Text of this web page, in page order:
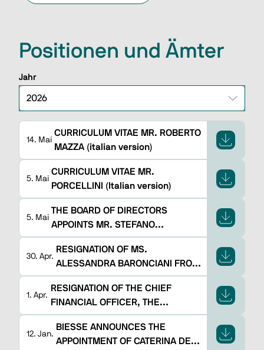
Positionen und Ämter
Jahr
14. Mai
CURRICULUM VITAE MR. ROBERTO
MAZZA (italian version)
5. Mai
CURRICULUM VITAE MR.
PORCELLINI (Italian version)
5. Mai
THE BOARD OF DIRECTORS
APPOINTS MR. STEFANO
PORCELLINI AS NEW DIRECTOR,
DEPUTY CHIEF EXECUTIVE
OFFICER, CFO AND INVESTOR
30. Apr.
RESIGNATION OF MS.
ALESSANDRA BARONCIANI FROM
THE POSITION OF DIRECTOR
1. Apr.
RESIGNATION OF THE CHIEF
FINANCIAL OFFICER, THE
MANAGER IN CHARGE OF
PREPARING THE COMPANY'S
FINANCIAL REPORTS AND THE
12. Jan.
BIESSE ANNOUNCES THE
APPOINTMENT OF CATERINA DE